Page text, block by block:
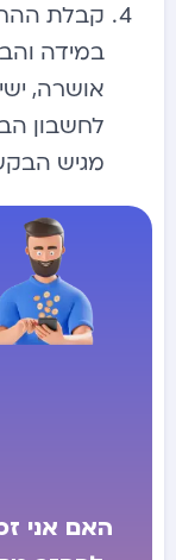
קבלת
במידה
אושרה,
לחשבון
מגיש
האם אני